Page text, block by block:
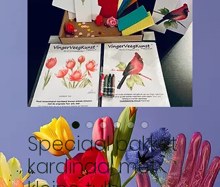
Speciaal pakket
kardinaal met